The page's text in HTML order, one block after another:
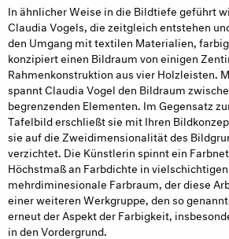
In ähnlicher Weise in die Bildtiefe geführt
Claudia Vogels, die zeitgleich entstehen
den Umgang mit textilen Materialien,
konzipiert einen Bildraum von einigen
Rahmenkonstruktion aus vier Holzleisten.
spannt Claudia Vogel den Bildraum
begrenzenden Elementen. Im Gegensatz
Tafelbild erschließt sie mit Ihren
sie auf die Zweidimensionalität des
verzichtet. Die Künstlerin spinnt ein
Höchstmaß an Farbdichte in
mehrdiminesionale Farbraum, der diese
einer weiteren Werkgruppe, den so
erneut der Aspekt der Farbigkeit,
in den Vordergrund.